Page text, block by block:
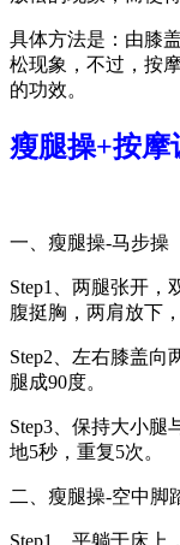
具体方法是：由膝
松现象，不过，按
的功效。
瘦腿操+按摩
一、瘦腿操-马步操
Step1、两腿张开
腹挺胸，两肩放下
Step2、左右膝盖
腿成90度。
Step3、保持大小
地5秒，重复5次。
二、瘦腿操-空中脚
Step1、平躺于床上